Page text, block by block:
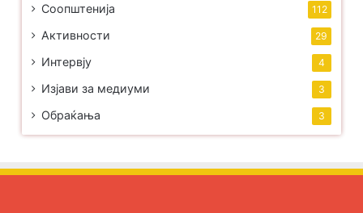
Соопштенија 112
Активности 29
Интервју 4
Изјави за медиуми 3
Обраќања 3